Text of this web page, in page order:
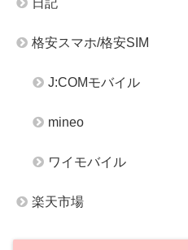
格安スマホ/格安SIM
J:COMモバイル
mineo
ワイモバイル
楽天市場